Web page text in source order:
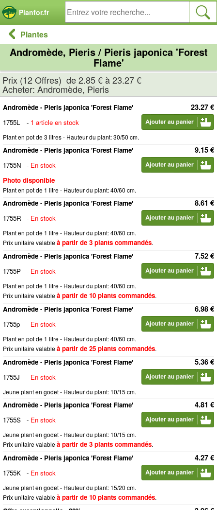
Planfor.fr
Plantes
Andromède, Pieris / Pieris japonica 'Forest
Flame'
Prix (12 Offres) de 2.85 € à 23.27 €
Acheter: Andromède, Pieris
23.27 €
Andromède - Pieris japonica 'Forest Flame'
1755L
- 1 article en stock
Plant en pot de 3 litres - Hauteur du plant: 30/50 cm.
9.15 €
Andromède - Pieris japonica 'Forest Flame'
1755N
- En stock
Photo disponible
Plant en pot de 1 litre - Hauteur du plant: 40/60 cm.
8.61 €
Andromède - Pieris japonica 'Forest Flame'
1755R
- En stock
Plant en pot de 1 litre - Hauteur du plant: 40/60 cm.
Prix unitaire valableà partir de 3 plants commandés.
7.52 €
Andromède - Pieris japonica 'Forest Flame'
1755P
- En stock
Plant en pot de 1 litre - Hauteur du plant: 40/60 cm.
Prix unitaire valableà partir de 10 plants commandés.
6.98 €
Andromède - Pieris japonica 'Forest Flame'
1755p
- En stock
Plant en pot de 1 litre - Hauteur du plant: 40/60 cm.
Prix unitaire valableà partir de 25 plants commandés.
5.36 €
Andromède - Pieris japonica 'Forest Flame'
1755J
- En stock
Jeune plant en godet - Hauteur du plant: 10/15 cm.
4.81 €
Andromède - Pieris japonica 'Forest Flame'
1755S
- En stock
Jeune plant en godet - Hauteur du plant: 10/15 cm.
Prix unitaire valableà partir de 3 plants commandés.
4.27 €
Andromède - Pieris japonica 'Forest Flame'
1755K
- En stock
Jeune plant en godet - Hauteur du plant: 15/20 cm.
Prix unitaire valableà partir de 10 plants commandés.
Panneau de gestion des cookies